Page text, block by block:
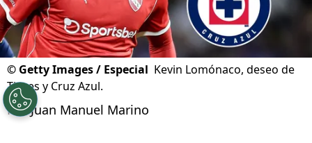
© Getty Images / Especial Kevin Lomónaco, deseo de
Tigres y Cruz Azul.
Por Juan Manuel Marino